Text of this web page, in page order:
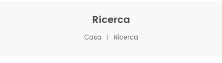
Ricerca
Casa Ricerca